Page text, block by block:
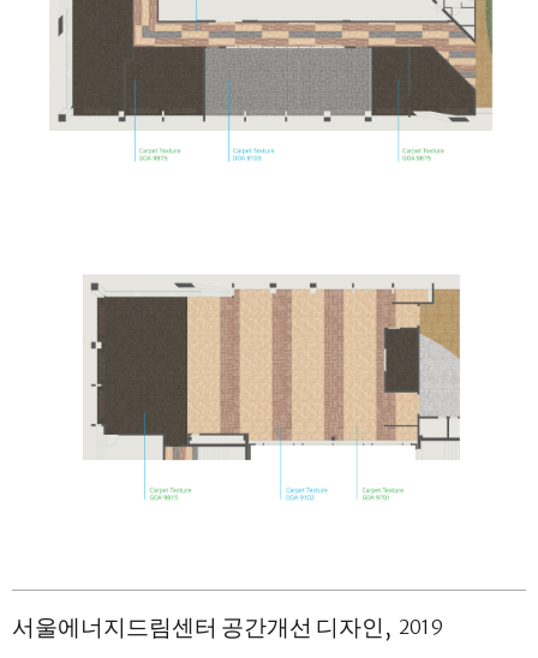
서울에너지드림센터 공간개선 디자인 2019